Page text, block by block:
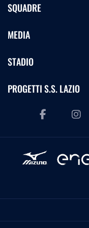
SQUADRE
MEDIA
STADIO
PROGETTI S.S. LAZIO